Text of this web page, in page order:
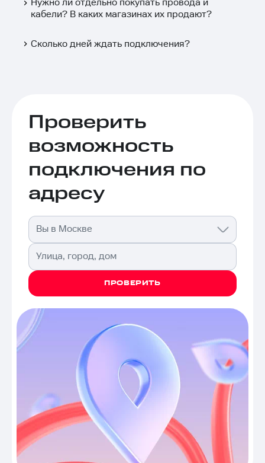
Нужно ли отдельно покупать провода и
кабели? В каких магазинах их продают?
Сколько дней ждать подключения?
Проверить
возможность
подключения по
адресу
Вы в Москве
Улица, город, дом
ПРОВЕРИТЬ